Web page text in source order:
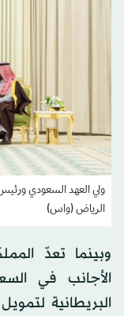
ولي العهد السعودي
الرياض (واس)
وبينما تعدّ
الأجانب في
البريطانية